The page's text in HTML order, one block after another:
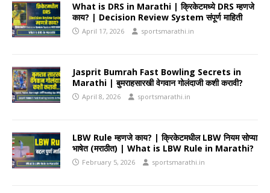
What is DRS in Marathi | क्रिकेटमध्ये DRS म्हणजे
काय? | Decision Review System संपूर्ण माहिती
April 17, 2026 sportsmarathi.in
Jasprit Bumrah Fast Bowling Secrets in
Marathi | बुमराहसारखी वेगवान गोलंदाजी कशी करावी?
April 8, 2026 sportsmarathi.in
LBW Rule म्हणजे काय? | क्रिकेटमधील LBW नियम सोप्या
भाषेत (मराठीत) | What is LBW Rule in Marathi?
February 5, 2026 sportsmarathi.in